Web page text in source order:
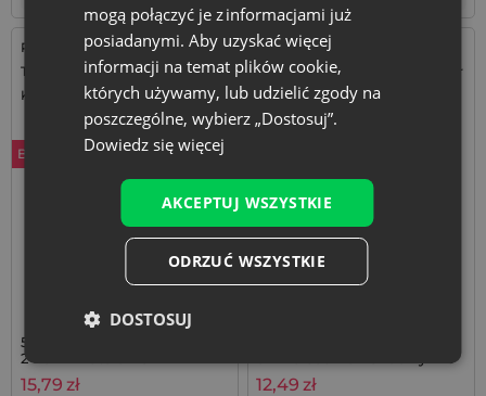
Rozmiar: 18x24 cm
Tkanina: Juta
Kolor:
Bestseller
5 szt. Woreczki jutowe 18 x
24 cm - naturalne
15,79 zł
Rozmiar: 6x8 cm
Tkanina: Len, Bawełna, poliester
Kolor:
cm na susz lawendowy - 10
szt.
12,49 zł
mogą połączyć je z informacjami już
posiadanymi. Aby uzyskać więcej
informacji na temat plików cookie,
których używamy, lub udzielić zgody na
poszczególne, wybierz „Dostosuj”.
Dowiedz się więcej
AKCEPTUJ WSZYSTKIE
ODRZUĆ WSZYSTKIE
DOSTOSUJ